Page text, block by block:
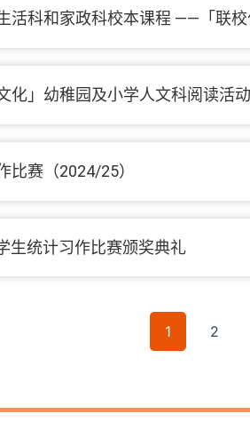
活科和家政科校本课程 ——「联校
化」幼稚园及小学人文科阅读活
比赛（2024/25）
生统计习作比赛颁奖典礼
1 2